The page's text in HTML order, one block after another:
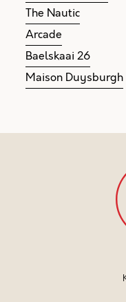
The Nautic
Arcade
Baelskaai 26
Maison Duysburgh